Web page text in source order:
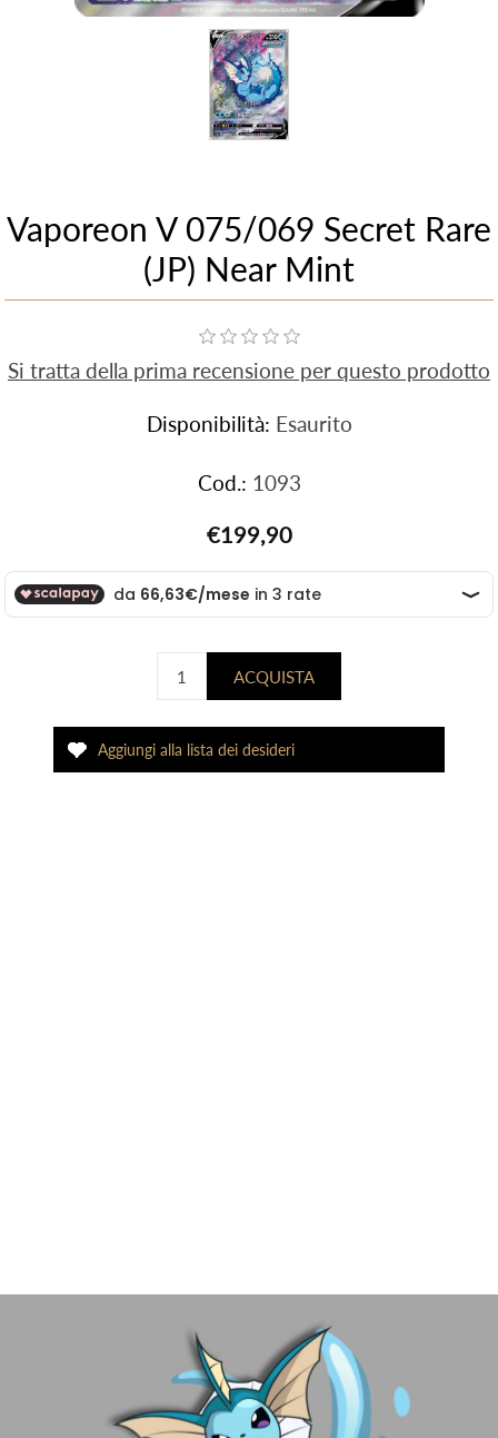
Vaporeon V 075/069 Secret Rare
(JP) Near Mint
Si tratta della prima recensione per questo prodotto
Disponibilità: Esaurito
Cod.: 1093
€199,90